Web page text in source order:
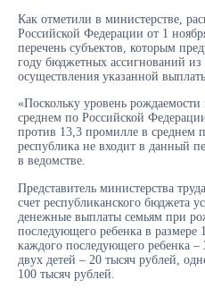
Как отметили в министерстве,
Российской Федерации от 1
перечень субъектов, которым
году бюджетных ассигнований из
осуществления указанной
«Поскольку уровень
среднем по Российской
против 13,3 промилле в среднем
республика не входит в данный
в ведомстве.
Представитель министерства
счет республиканского бюджета
денежные выплаты семьям при
последующего ребенка в размере
каждого последующего ребенка
двух детей – 20 тысяч рублей,
100 тысяч рублей.